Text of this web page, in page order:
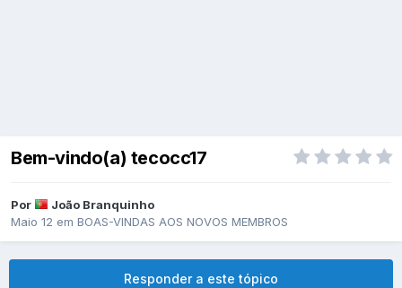
Bem-vindo(a) tecocc17
Por
João Branquinho
Maio 12 em BOAS-VINDAS AOS NOVOS MEMBROS
Responder a este tópico